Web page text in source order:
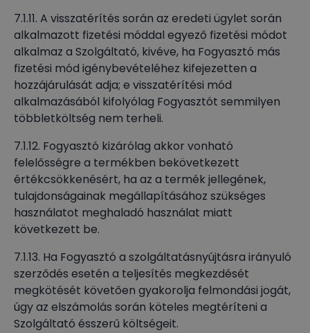
7.1.11. A visszatérítés során az eredeti ügylet során
alkalmazott fizetési móddal egyező fizetési módot
alkalmaz a Szolgáltató, kivéve, ha Fogyasztó más
fizetési mód igénybevételéhez kifejezetten a
hozzájárulását adja; e visszatérítési mód
alkalmazásából kifolyólag Fogyasztót semmilyen
többletköltség nem terheli.
7.1.12. Fogyasztó kizárólag akkor vonható
felelősségre a termékben bekövetkezett
értékcsökkenésért, ha az a termék jellegének,
tulajdonságainak megállapításához szükséges
használatot meghaladó használat miatt
következett be.
7.1.13. Ha Fogyasztó a szolgáltatásnyújtásra irányuló
szerződés esetén a teljesítés megkezdését
megkötését követően gyakorolja felmondási jogát,
úgy az elszámolás során köteles megtéríteni a
Szolgáltató ésszerű költségeit.